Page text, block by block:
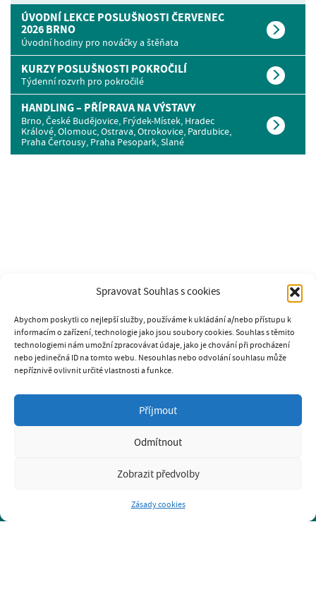
Spravovat Souhlas s cookies
Abychom poskytli co nejlepší služby, používáme k ukládání a/nebo přístupu k
informacím o zařízení, technologie jako jsou soubory cookies. Souhlas s těmito
technologiemi nám umožní zpracovávat údaje, jako je chování při procházení
nebo jedinečná ID na tomto webu. Nesouhlas nebo odvolání souhlasu může
nepříznivě ovlivnit určité vlastnosti a funkce.
Příjmout
Odmítnout
Zobrazit předvolby
Zásady cookies
ÚVODNÍ LEKCE POSLUŠNOSTI ČERVENEC
2026 BRNO
Úvodní hodiny pro nováčky a štěňata
KURZY POSLUŠNOSTI POKROČILÍ
Týdenní rozvrh pro pokročilé
HANDLING – PŘÍPRAVA NA VÝSTAVY
Brno, České Budějovice, Frýdek-Místek, Hradec
Králové, Olomouc, Ostrava, Otrokovice, Pardubice,
Praha Čertousy, Praha Pesopark, Slané
SOUKROMÁ PSÍ ŠKOLA K9
GABRIELA PAVLÍČKOVÁ